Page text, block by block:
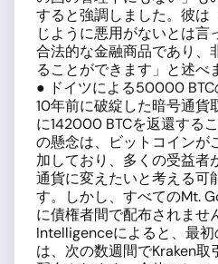
すると強調しました。彼は
じように悪用がないとは言
合法的な金融商品であり、
ることができます」と述べ
● ドイツによる50000 BTC
10年前に破綻した暗号通貨
に142000 BTCを返還する
の懸念は、ビットコインが
加しており、多くの受益者
通貨に変えたいと考える可
す。しかし、すべてのMt.
に債権者間で配布されませ
Intelligenceによると、最
は、次の数週間でKraken取